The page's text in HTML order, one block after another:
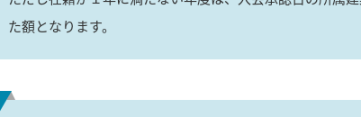
た額となります。